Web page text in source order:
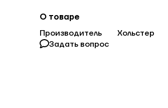
О товаре
Производитель
Хольстер
Задать вопрос